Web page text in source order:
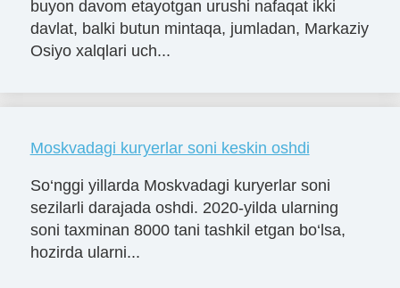
buyon davom etayotgan urushi nafaqat ikki
davlat, balki butun mintaqa, jumladan, Markaziy
Osiyo xalqlari uch...
Moskvadagi kuryerlar soni keskin oshdi
So‘nggi yillarda Moskvadagi kuryerlar soni
sezilarli darajada oshdi. 2020-yilda ularning
soni taxminan 8000 tani tashkil etgan bo‘lsa,
hozirda ularni...